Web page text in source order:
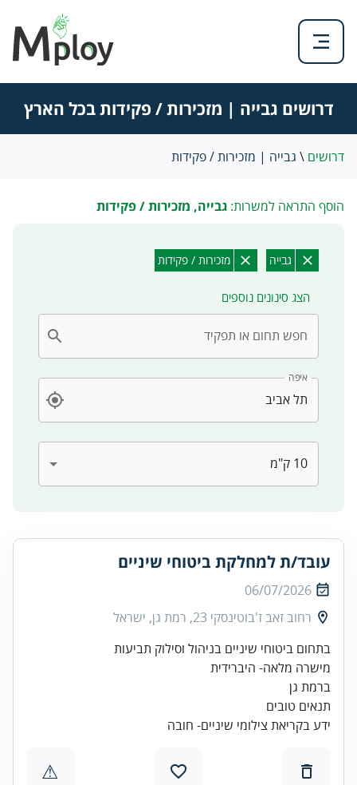
דרושים גבייה | מזכירות / פקידות בכל הארץ
דרושים \ גבייה | מזכירות / פקידות
הוסף התראה למשרות: גבייה, מזכירות / פקידות
גבייה מזכירות / פקידות
הצג סינונים נוספים
חפש תחום או תפקיד
איפה
עובד/ת למחלקת ביטוחי שיניים
06/07/2026
רחוב זאב ז'בוטינסקי 23, רמת גן, ישראל
ידע בקריאת צילומי שיניים- חובה
⚠